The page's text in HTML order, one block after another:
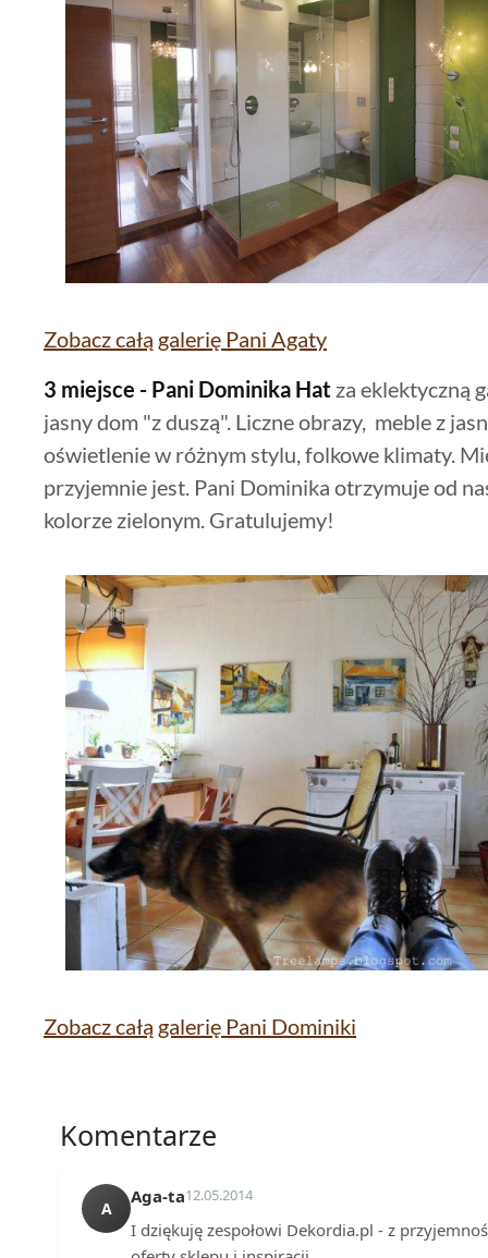
Zobacz całą galerię Pani Agaty
3 miejsce - Pani Dominika Hat za eklektyczną
jasny dom "z duszą". Liczne obrazy, meble z
oświetlenie w różnym stylu, folkowe klimaty.
przyjemnie jest. Pani Dominika otrzymuje od
kolorze zielonym. Gratulujemy!
Zobacz całą galerię Pani Dominiki
Komentarze
A
Aga-ta12.05.2014
I dziękuję zespołowi Dekordia.pl - z